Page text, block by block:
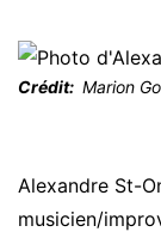
Crédit Marion
Alexandre St-
musicien/